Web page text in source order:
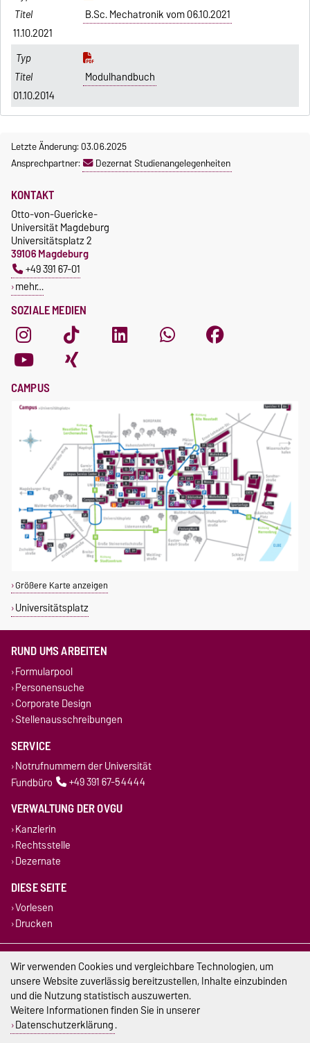
B.Sc. Mechatronik vom 06.10.2021
11.10.2021
Modulhandbuch
01.10.2014
Letzte Änderung: 03.06.2025
Ansprechpartner:
Dezernat Studienangelegenheiten
SOZIALE MEDIEN
KONTAKT
Otto-von-Guericke-
Universität Magdeburg
Universitätsplatz 2
39106 Magdeburg
+49 391 67-01
mehr…
CAMPUS
Größere Karte anzeigen
Universitätsplatz
RUND UMS ARBEITEN
Formularpool
Personensuche
Corporate Design
Stellenausschreibungen
SERVICE
Notrufnummern der Universität
Fundbüro
+49 391 67-54444
VERWALTUNG DER OVGU
Kanzlerin
Rechtsstelle
Dezernate
DIESE SEITE
Vorlesen
Drucken
Impressum
Datenschutz
Barrierefreiheit
Wir verwenden Cookies und vergleichbare Technologien, um
unsere Website zuverlässig bereitzustellen, Inhalte einzubinden
und die Nutzung statistisch auszuwerten.
Weitere Informationen finden Sie in unserer
Datenschutzerklärung.